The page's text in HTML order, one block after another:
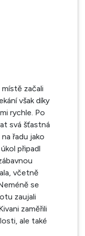
začali
však díky
rychle. Po
svá šťastná
řadu jako
připadl
včetně
se
zaujali
zaměřili
ale také